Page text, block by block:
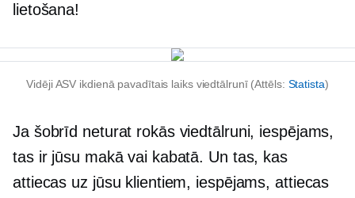
lietošana!
Vidēji ASV ikdienā pavadītais laiks viedtālrunī (Attēls: Statista)
Ja šobrīd neturat rokās viedtālruni, iespējams,
tas ir jūsu makā vai kabatā. Un tas, kas
attiecas uz jūsu klientiem, iespējams, attiecas